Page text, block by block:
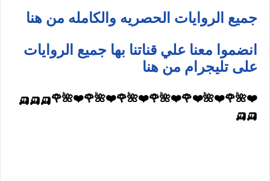
جميع الروايات الحصريه والكامله من هنا
انضموا معنا علي قناتنا بها جميع الروايات
على تليجرام من هنا
❤️🌺🌹❤️🌺❤️🌹❤️🌺🌹❤️🌺🌹❤️🌺🌹❤️🌺🌹🛺🛺🛺
🛺🛺